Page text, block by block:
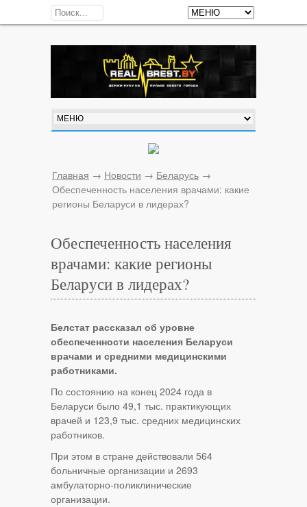
Главная → Новости → Беларусь →
Обеспеченность населения врачами: какие
регионы Беларуси в лидерах?
Обеспеченность населения
врачами: какие регионы
Беларуси в лидерах?
Белстат рассказал об уровне
обеспеченности населения Беларуси
врачами и средними медицинскими
работниками.
По состоянию на конец 2024 года в
Беларуси было 49,1 тыс. практикующих
врачей и 123,9 тыс. средних медицинских
работников.
При этом в стране действовали 564
больничные организации и 2693
амбулаторно-поликлинические
организации.